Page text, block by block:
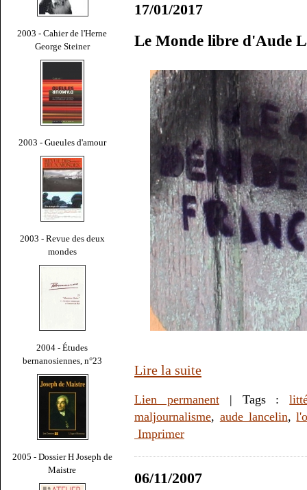
2003 - Cahier de l'Herne
George Steiner
2003 - Gueules d'amour
2003 - Revue des deux
mondes
2004 - Études
bernanosiennes, n°23
2005 - Dossier H Joseph de
Maistre
17/01/2017
Le Monde libre d'Aude
Lire la suite
Lien permanent| Tags :
maljournalisme, aude lancelin,
Imprimer
06/11/2007